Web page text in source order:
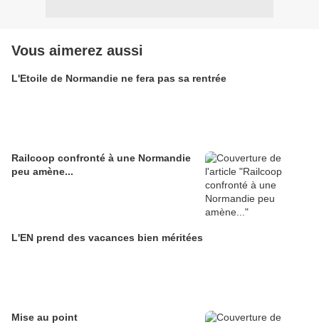
Vous aimerez aussi
L'Etoile de Normandie ne fera pas sa rentrée
Railcoop confronté à une Normandie
peu amène...
L'EN prend des vacances bien méritées
Mise au point